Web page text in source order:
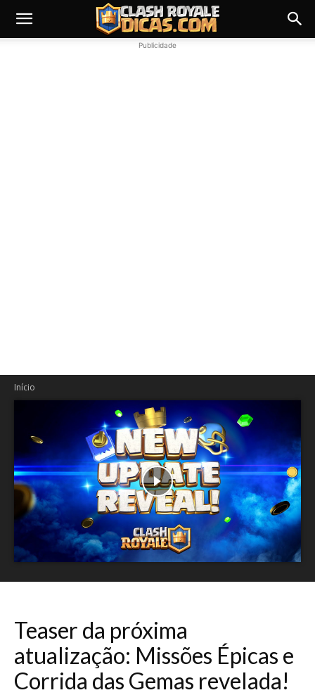
Publicidade
Início
Teaser da próxima
atualização: Missões Épicas e
Corrida das Gemas revelada!